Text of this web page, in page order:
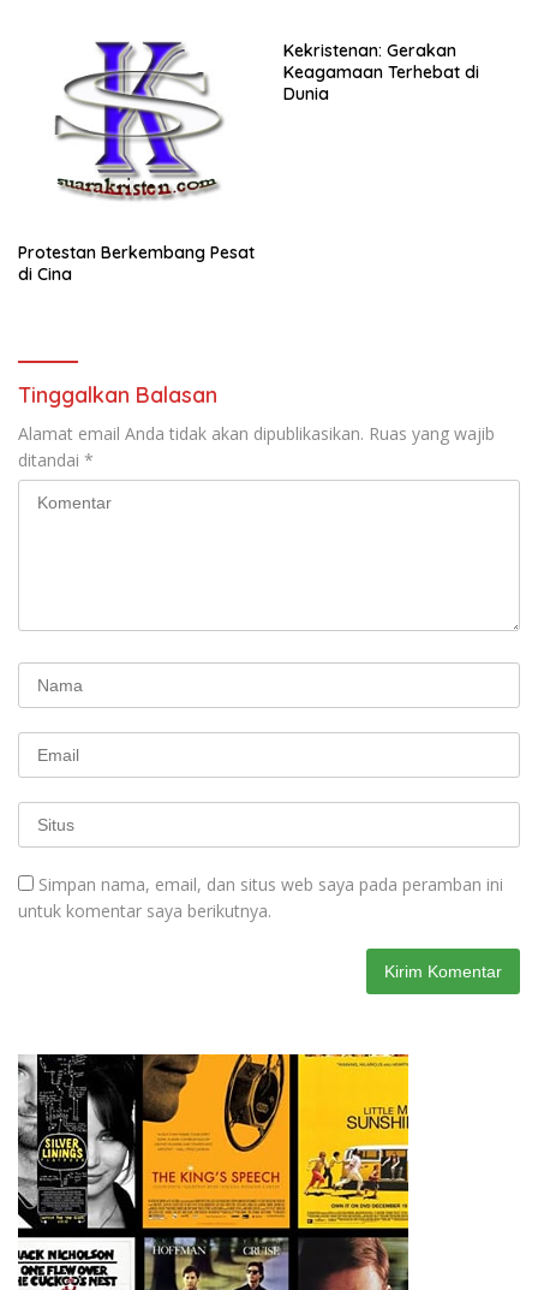
Kemajuan Cina!!!
Protestan Berkembang Pesat
di Cina
Kekristenan: Gerakan
Keagamaan Terhebat di
Dunia
Tinggalkan Balasan
Alamat email Anda tidak akan dipublikasikan. Ruas yang wajib
ditandai *
Simpan nama, email, dan situs web saya pada peramban ini
untuk komentar saya berikutnya.